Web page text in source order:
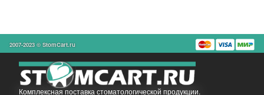
2007-2023 © StomCart.ru
Комплексная поставка стоматологической продукции.